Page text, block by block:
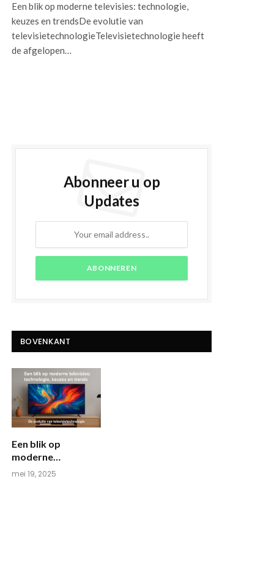
Een blik op moderne televisies: technologie,
keuzes en trendsDe evolutie van
televisietechnologieTelevisietechnologie heeft
de afgelopen…
Abonneer u op
Updates
BOVENKANT
Een blik op
moderne
televisies:
mei 19, 2025